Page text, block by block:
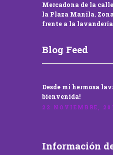
Mercadona de la
la Plaza Manila.
frente a la
Blog Feed
Desde mi hermosa
bienvenida!
22 NOVIEMBRE,
Información